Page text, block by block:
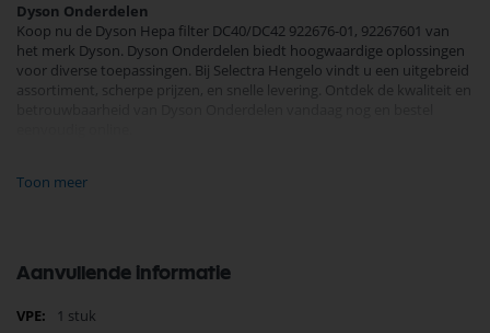
Dyson Onderdelen
Koop nu de Dyson Hepa filter DC40/DC42 922676-01, 92267601 van
het merk Dyson. Dyson Onderdelen biedt hoogwaardige oplossingen
voor diverse toepassingen. Bij Selectra Hengelo vindt u een uitgebreid
assortiment, scherpe prijzen, en snelle levering. Ontdek de kwaliteit en
Toon meer
Aanvullende informatie
Meer
1 stuk